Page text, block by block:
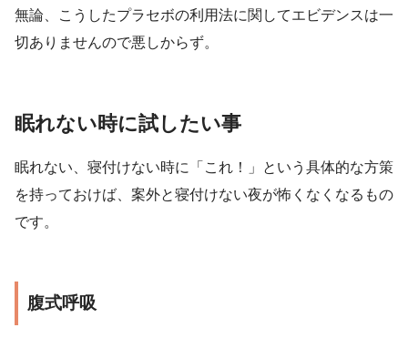
無論、こうしたプラセボの利用法に関してエビデンスは一
切ありませんので悪しからず。
眠れない時に試したい事
眠れない、寝付けない時に「これ！」という具体的な方策
を持っておけば、案外と寝付けない夜が怖くなくなるもの
です。
腹式呼吸